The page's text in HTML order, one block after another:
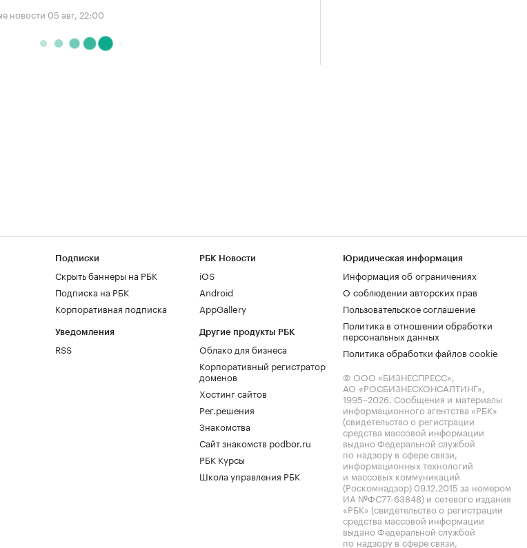
новости 05 авг, 22:00
Подписки
Скрыть баннеры на РБК
Подписка на РБК
Корпоративная подписка
Уведомления
RSS
РБК Новости
iOS
Android
AppGallery
Другие продукты РБК
Облако для бизнеса
Корпоративный регистратор
доменов
Хостинг сайтов
Рег.решения
Знакомства
Сайт знакомств podbor.ru
РБК Курсы
Школа управления РБК
Юридическая информация
Информация об ограничениях
О соблюдении авторских прав
Пользовательское соглашение
Политика в отношении обработки
персональных данных
Политика обработки файлов cookie
© ООО «БИЗНЕСПРЕСС»,
АО «РОСБИЗНЕСКОНСАЛТИНГ»,
1995–2026. Сообщения и материалы
информационного агентства «РБК»
(свидетельство о регистрации
средства массовой информации
выдано Федеральной службой
по надзору в сфере связи,
информационных технологий
и массовых коммуникаций
(Роскомнадзор) 09.12.2015 за номером
ИА №ФС77-63848) и сетевого издания
«РБК» (свидетельство о регистрации
средства массовой информации
выдано Федеральной службой
по надзору в сфере связи,